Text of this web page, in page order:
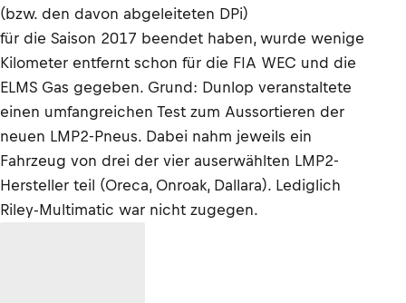
(bzw. den davon abgeleiteten DPi)
für die Saison 2017 beendet haben, wurde wenige
Kilometer entfernt schon für die FIA WEC und die
ELMS Gas gegeben. Grund: Dunlop veranstaltete
einen umfangreichen Test zum Aussortieren der
neuen LMP2-Pneus. Dabei nahm jeweils ein
Fahrzeug von drei der vier auserwählten LMP2-
Hersteller teil (Oreca, Onroak, Dallara). Lediglich
Riley-Multimatic war nicht zugegen.